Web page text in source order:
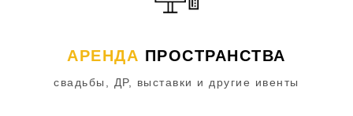
АРЕНДА ПРОСТРАНСТВА
свадьбы, ДР, выставки и другие ивенты